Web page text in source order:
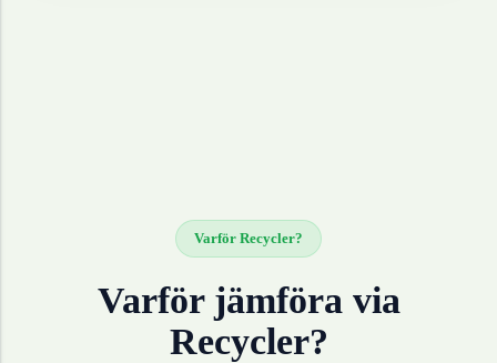
Varför Recycler?
Varför jämföra via
Recycler?